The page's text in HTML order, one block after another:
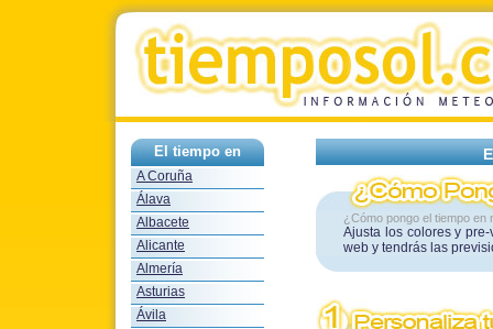
El tiempo en
A Coruña
Álava
Albacete
Alicante
Almería
Asturias
Ávila
¿Cómo pongo el tiempo en
Ajusta los colores y
web y tendrás las